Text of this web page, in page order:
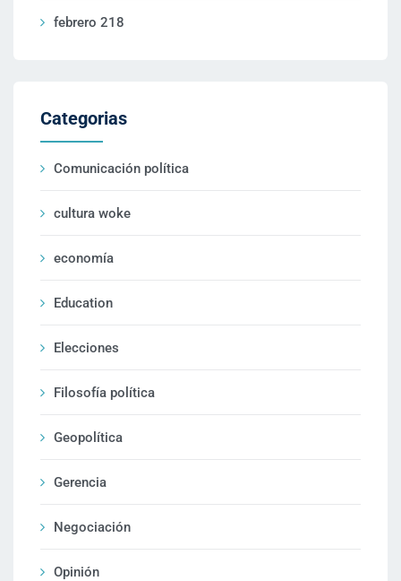
febrero 218
Categorias
Comunicación política
cultura woke
economía
Education
Elecciones
Filosofía política
Geopolítica
Gerencia
Negociación
Opinión